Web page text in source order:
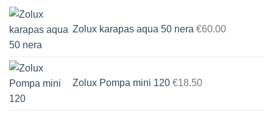
Zolux karapas aqua 50 nera €60.00
Zolux Pompa mini 120 €18.50